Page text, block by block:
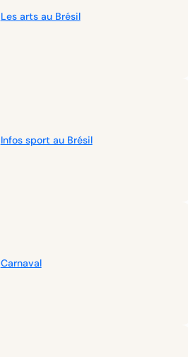
Les arts au Brésil
Infos sport au Brésil
Carnaval